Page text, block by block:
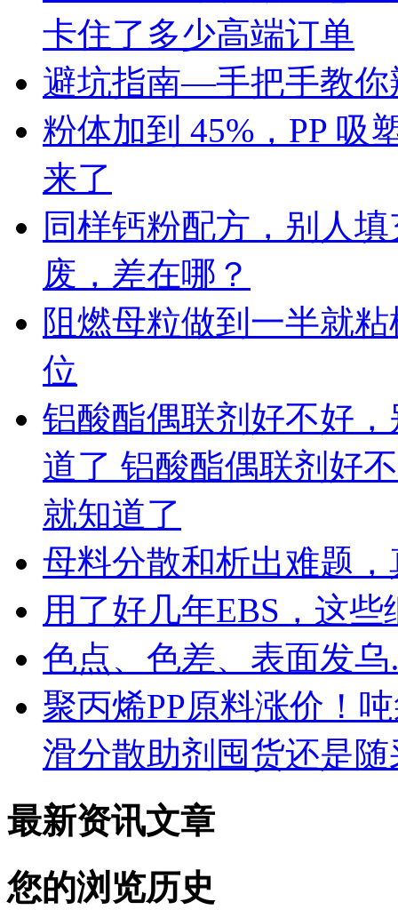
卡住了多少高端订单
避坑指南—手把手教你
粉体加到 45%，PP 吸
来了
同样钙粉配方，别人
废，差在哪？
阻燃母粒做到一半就
位
铝酸酯偶联剂好不好
道了 铝酸酯偶联剂好
就知道了
母料分散和析出难题
用了好几年EBS，这
色点、色差、表面发
聚丙烯PP原料涨价！
滑分散助剂囤货还是随
最新资讯文章
您的浏览历史